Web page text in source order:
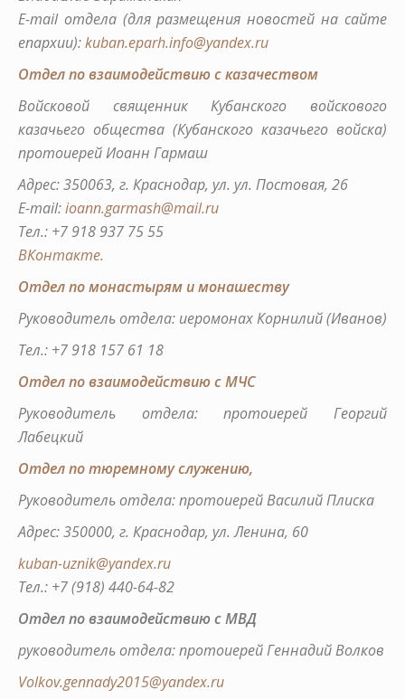
E-mail отдела (для размещения новостей на сайте
епархии):kuban.eparh.info@yandex.ru
Отдел по взаимодействию с казачеством
Войсковой священник Кубанского войскового
казачьего общества (Кубанского казачьего войска)
протоиерей Иоанн Гармаш
Адрес: 350063, г. Краснодар, ул. ул. Постовая, 26
E-mail:ioann.garmash@mail.ru
Тел.: +7 918 937 75 55
ВКонтакте.
Отдел по монастырям и монашеству
Руководитель отдела: иеромонах Корнилий (Иванов)
Тел.: +7 918 157 61 18
Отдел по взаимодействию с МЧС
Руководитель отдела: протоиерей Георгий
Лабецкий
Отдел по тюремному служению,
Руководитель отдела: протоиерей Василий Плиска
Адрес: 350000, г. Краснодар, ул. Ленина, 60
kuban-uznik@yandex.ru
Тел.: +7 (918) 440-64-82
Отдел по взаимодействию с МВД
руководитель отдела: протоиерей Геннадий Волков
Volkov.gennady2015@yandex.ru